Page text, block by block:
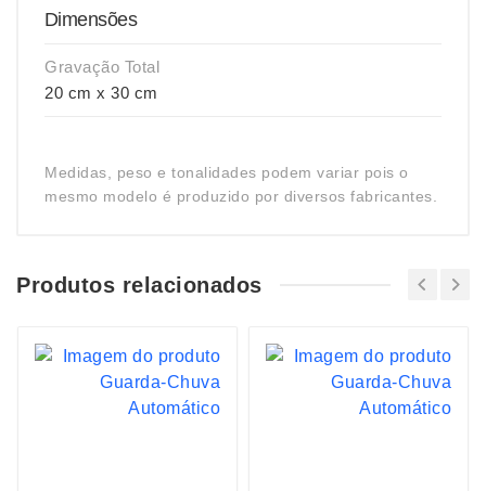
Dimensões
Gravação Total
20 cm x 30 cm
Medidas, peso e tonalidades podem variar pois o
mesmo modelo é produzido por diversos fabricantes.
Produtos relacionados